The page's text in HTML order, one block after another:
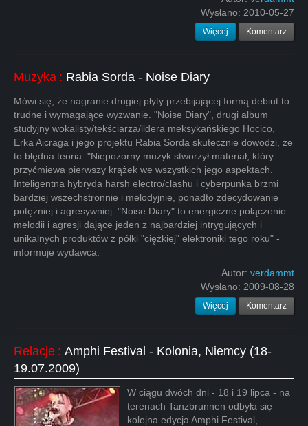
Wysłano: 2010-05-27
Więcej Komentarz
Muzyka : Rabia Sorda - Noise Diary
Mówi się, że nagranie drugiej płyty przebijającej formą debiut to
trudne i wymagające wyzwanie. "Noise Diary", drugi album
studyjny wokalisty/tekściarza/lidera meksykańskiego Hocico,
Erka Aicraga i jego projektu Rabia Sorda skutecznie dowodzi, że
to błędna teoria. "Niepozorny muzyk stworzył materiał, który
przyćmiewa pierwszy krążek we wszystkich jego aspektach.
Inteligentna hybryda harsh electro/clashu i cyberpunka brzmi
bardziej wszechstronnie i melodyjnie, ponadto zdecydowanie
potężniej i agresywniej. "Noise Diary" to energiczne połączenie
melodii i agresji dające jeden z najbardziej intrygujących i
unikalnych produktów z półki "ciężkiej" elektroniki tego roku" -
informuje wydawca.
Autor: verdammt
Wysłano: 2009-08-28
Więcej Komentarz
Relacje : Amphi Festival - Kolonia, Niemcy (18-
19.07.2009)
W ciągu dwóch dni - 18 i 19 lipca - na
terenach Tanzbrunnen odbyła się
kolejna edycja Amphi Festival,